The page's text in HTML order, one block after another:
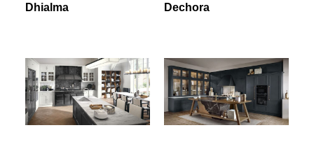
Dhialma Dechora